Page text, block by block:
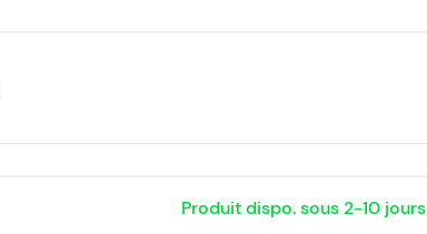
Produit dispo. sous 2-10 jours